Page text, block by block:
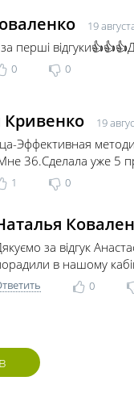
19
перші
0 0
Кривенко 19
Эффективная
36.Сделала уже 5
1 0
за відгук
в нашому
0